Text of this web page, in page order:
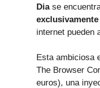
Diase
internet pueden
Esta ambiciosa
The Browser
euros), una